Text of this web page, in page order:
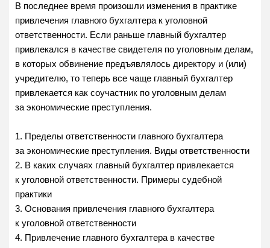
В последнее время произошли изменения в практике
привлечения главного бухгалтера к уголовной
ответственности. Если раньше главный бухгалтер
привлекался в качестве свидетеля по уголовным делам,
в которых обвинение предъявлялось директору и (или)
учредителю, то теперь все чаще главный бухгалтер
привлекается как соучастник по уголовным делам
за экономические преступления.
1. Пределы ответственности главного бухгалтера
за экономические преступления. Виды ответственности
2. В каких случаях главный бухгалтер привлекается
к уголовной ответственности. Примеры судебной
практики
3. Основания привлечения главного бухгалтера
к уголовной ответственности
4. Привлечение главного бухгалтера в качестве